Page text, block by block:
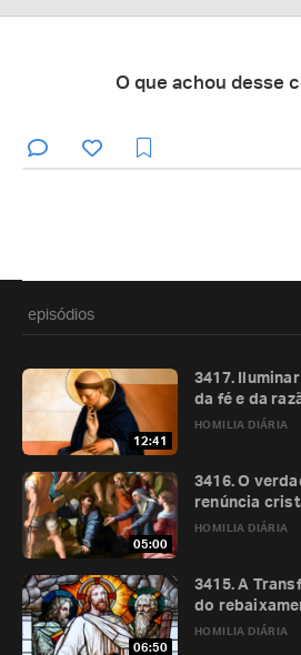
O que achou desse
episódios
12:41
HOMILIA DIÁRIA
3417.
da fé e da
05:00
HOMILIA DIÁRIA
3416. O
renúncia
06:50
HOMILIA DIÁRIA
3415. A
do